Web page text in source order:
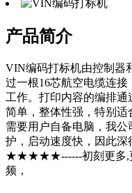
产品简介
VIN编码打标机由控制器
过一根16芯航空电缆连
工作。打印内容的编排
简单，整体性强，特别
需要用户自备电脑，我
护，启动速度快，因此深
★★★★★------初刻更多,
频，